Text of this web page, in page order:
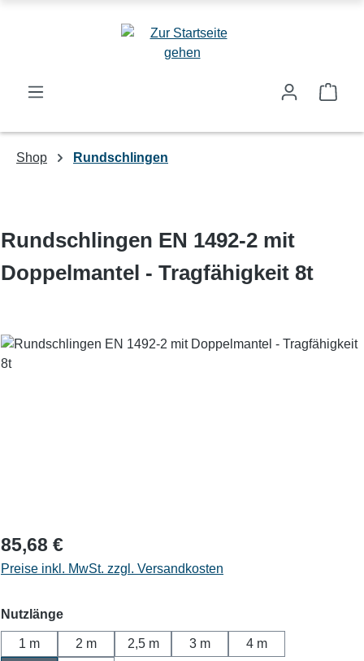
Shop Rundschlingen
Rundschlingen EN 1492-2 mit
Doppelmantel - Tragfähigkeit 8t
Bildergalerie überspringen
85,68 €
Preise inkl. MwSt. zzgl. Versandkosten
Nutzlängeauswählen
1 m 2 m 2,5 m 3 m
4 m